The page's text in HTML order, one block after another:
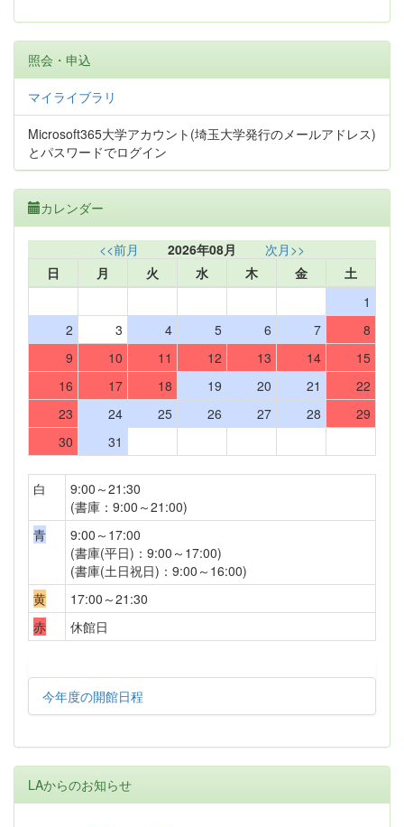
照会・申込
マイライブラリ
Microsoft365大学アカウント(埼玉大学発行のメールアドレス)
とパスワードでログイン
カレンダー
<<前月 2026年08月
次月>>
日
月 火 水 木 金
土
1
2
3 4 5 6 7
8
9
10 11 12 13 14
15
16
17 18 19 20 21
22
23
24 25 26 27 28
29
30
31
白
9:00～21:30
(書庫：9:00～21:00)
青
9:00～17:00
(書庫(平日)：9:00～17:00)
(書庫(土日祝日)：9:00～16:00)
黄
17:00～21:30
赤
休館日
今年度の開館日程
LAからのお知らせ